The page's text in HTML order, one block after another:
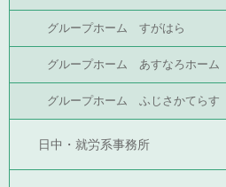
グループホーム すがはら
グループホーム あすなろホーム
グループホーム ふじさかてらす
日中・就労系事務所